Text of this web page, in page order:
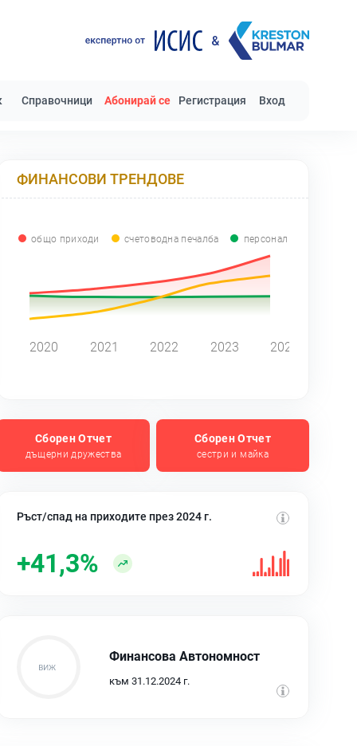
Справочници Абонирай се Регистрация Вход
ФИНАНСОВИ ТРЕНДОВЕ
общо приходи счетоводна печалба персонал
2020 2021 2022 2023 2024
Сборен Отчет
дъщерни дружества
Сборен Отчет
сестри и майка
Ръст/спад на приходите през 2024 г.
+41,3%
Финансова Автономност
към 31.12.2024 г.